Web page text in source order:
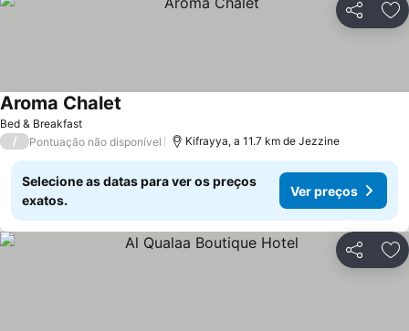
Partilhar
Bed & Breakfast
Aroma Chalet
/ Pontuação não disponível Kifrayya, a 11.7 km de Jezzine
Selecione as datas para ver os preços
exatos.
Ver preços
Partilhar